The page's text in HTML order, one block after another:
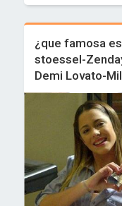
¿que famosa
stoessel-
Demi Lovato-